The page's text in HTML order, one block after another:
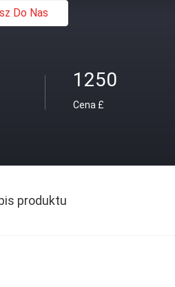
Do Nas
1250
Cena £
produktu